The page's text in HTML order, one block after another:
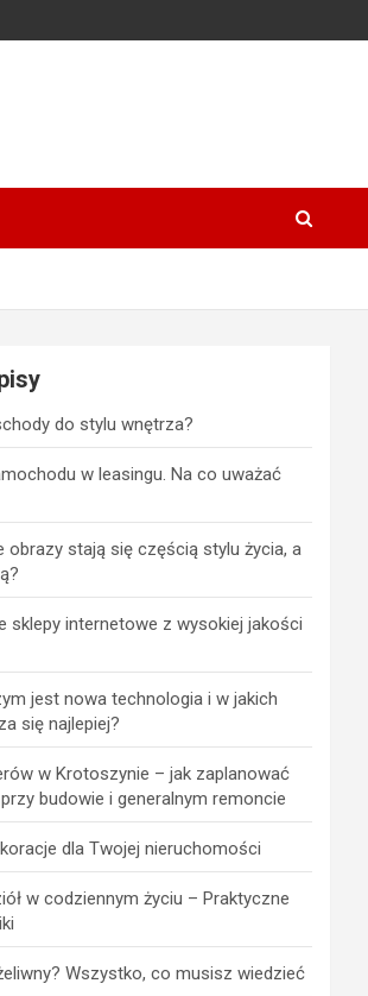
do stylu wnętrza?
w leasingu. Na co uważać
obrazy stają się częścią stylu życia, a
sklepy internetowe z wysokiej jakości
jest nowa technologia i w jakich
się najlepiej?
w Krotoszynie – jak zaplanować
budowie i generalnym remoncie
dla Twojej nieruchomości
w codziennym życiu – Praktyczne
Wszystko, co musisz wiedzieć